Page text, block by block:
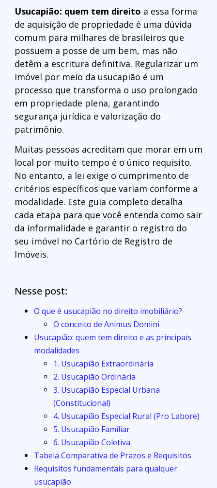
Usucapião: quem tem direito a essa forma
de aquisição de propriedade é uma dúvida
comum para milhares de brasileiros que
possuem a posse de um bem, mas não
detêm a escritura definitiva. Regularizar um
imóvel por meio da usucapião é um
processo que transforma o uso prolongado
em propriedade plena, garantindo
segurança jurídica e valorização do
patrimônio.
Muitas pessoas acreditam que morar em um
local por muito tempo é o único requisito.
No entanto, a lei exige o cumprimento de
critérios específicos que variam conforme a
modalidade. Este guia completo detalha
cada etapa para que você entenda como sair
da informalidade e garantir o registro do
seu imóvel no Cartório de Registro de
Imóveis.
Nesse post:
O que é usucapião no direito imobiliário?
O conceito de Animus Domini
Usucapião: quem tem direito e as principais
modalidades
1. Usucapião Extraordinária
2. Usucapião Ordinária
3. Usucapião Especial Urbana
(Constitucional)
4. Usucapião Especial Rural (Pro Labore)
5. Usucapião Familiar
6. Usucapião Coletiva
Tabela Comparativa de Prazos e Requisitos
Requisitos fundamentais para qualquer
usucapião